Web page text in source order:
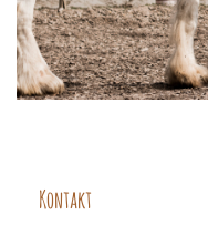
Kontakt